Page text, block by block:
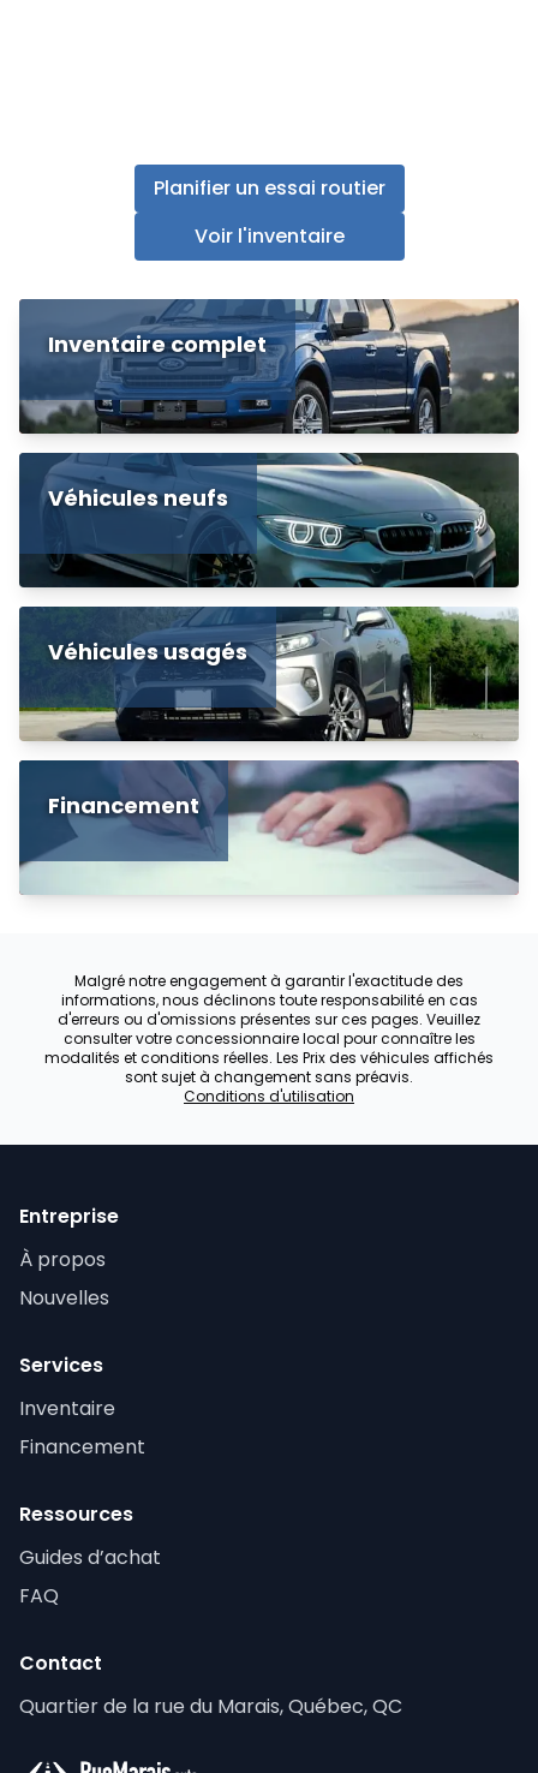
Planifier un essai routier
Voir l'inventaire
Inventaire complet
Véhicules neufs
Véhicules usagés
Financement
Malgré notre engagement à garantir l'exactitude des
informations, nous déclinons toute responsabilité en cas
d'erreurs ou d'omissions présentes sur ces pages. Veuillez
consulter votre concessionnaire local pour connaître les
modalités et conditions réelles. Les Prix des véhicules affichés
sont sujet à changement sans préavis.
Conditions d'utilisation
Entreprise
À propos
Nouvelles
Services
Inventaire
Financement
Ressources
Guides d’achat
FAQ
Contact
Quartier de la rue du Marais, Québec, QC